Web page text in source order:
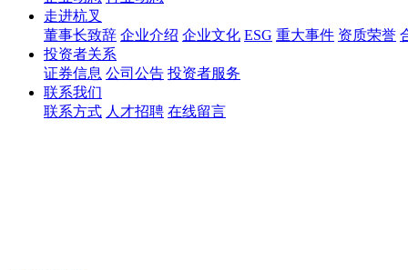
走进杭叉
董事长致辞 企业介绍 企业文化 ESG 重大事件 资质荣誉
投资者关系
证券信息 公司公告 投资者服务
联系我们
联系方式 人才招聘 在线留言